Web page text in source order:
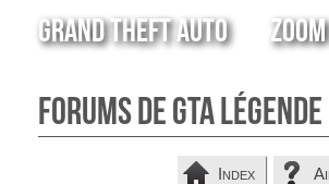
Grand Theft Auto
Forums de GTA Légende
Index